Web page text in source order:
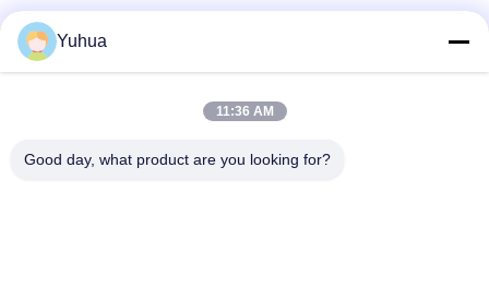
Guangdong Yuhua Spielkarten Co., Ltd. Hinzufügen: Nr. 26
Yuhua
11:36 AM
Good day, what product are you looking for?